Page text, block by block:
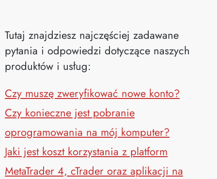
Tutaj znajdziesz najczęściej zadawane
pytania i odpowiedzi dotyczące naszych
produktów i usług:
Czy muszę zweryfikować nowe konto?
Czy konieczne jest pobranie
oprogramowania na mój komputer?
Jaki jest koszt korzystania z platform
MetaTrader 4, cTrader oraz aplikacji na